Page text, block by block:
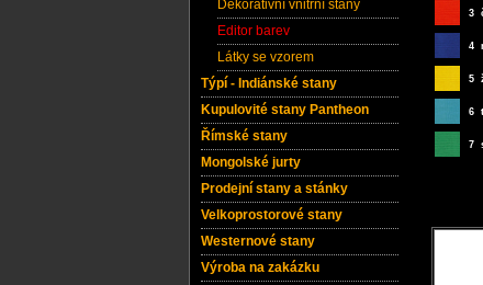
Dekorativní vnitřní stany
Editor barev
Látky se vzorem
Týpí - Indiánské stany
Kupulovité stany Pantheon
Římské stany
Mongolské jurty
Prodejní stany a stánky
Velkoprostorové stany
Westernové stany
Výroba na zakázku